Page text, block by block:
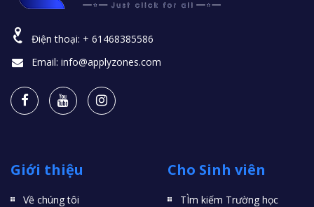
Điện thoại: + 61468385586
Email: info@applyzones.com
Giới thiệu
Về chúng tôi
Cho Sinh viên
TÌm kiếm Trường học